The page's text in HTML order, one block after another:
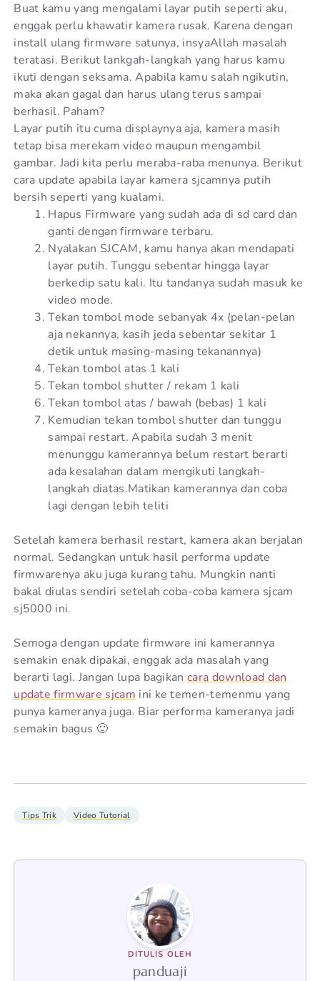
Buat kamu yang mengalami layar putih seperti aku,
enggak perlu khawatir kamera rusak. Karena dengan
install ulang firmware satunya, insyaAllah masalah
teratasi. Berikut lankgah-langkah yang harus kamu
ikuti dengan seksama. Apabila kamu salah ngikutin,
maka akan gagal dan harus ulang terus sampai
berhasil. Paham?
Layar putih itu cuma displaynya aja, kamera masih
tetap bisa merekam video maupun mengambil
gambar. Jadi kita perlu meraba-raba menunya. Berikut
cara update apabila layar kamera sjcamnya putih
bersih seperti yang kualami.
Hapus Firmware yang sudah ada di sd card dan
ganti dengan firmware terbaru.
Nyalakan SJCAM, kamu hanya akan mendapati
layar putih. Tunggu sebentar hingga layar
berkedip satu kali. Itu tandanya sudah masuk ke
video mode.
Tekan tombol mode sebanyak 4x (pelan-pelan
aja nekannya, kasih jeda sebentar sekitar 1
detik untuk masing-masing tekanannya)
Tekan tombol atas 1 kali
Tekan tombol shutter / rekam 1 kali
Tekan tombol atas / bawah (bebas) 1 kali
Kemudian tekan tombol shutter dan tunggu
sampai restart. Apabila sudah 3 menit
menunggu kamerannya belum restart berarti
ada kesalahan dalam mengikuti langkah-
langkah diatas.Matikan kamerannya dan coba
lagi dengan lebih teliti
Setelah kamera berhasil restart, kamera akan berjalan
normal. Sedangkan untuk hasil performa update
firmwarenya aku juga kurang tahu. Mungkin nanti
bakal diulas sendiri setelah coba-coba kamera sjcam
sj5000 ini.
Semoga dengan update firmware ini kamerannya
semakin enak dipakai, enggak ada masalah yang
berarti lagi. Jangan lupa bagikancara download dan
update firmware sjcam ini ke temen-temenmu yang
punya kameranya juga. Biar performa kameranya jadi
semakin bagus 🙂
Tips Trik Video Tutorial
DITULIS OLEH
panduaji